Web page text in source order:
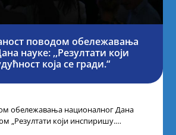
поводом обележавања
науке: ,,Резултати који
која се гради.“
обележавања националног Дана
„Резултати који инспиришу.